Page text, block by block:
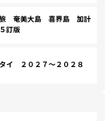
奄美大島 喜界島 加計
訂版
イ ２０２７～２０２８